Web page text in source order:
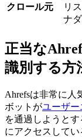
クロール元
リ
ナ
正当な
識別する方
Ahrefsは非常に人
ボットがユーザー
を通過しようと
にアクセスして